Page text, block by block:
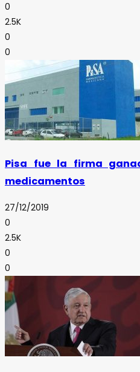
0
2.5K
0
0
Pisa fue la firma
medicamentos
27/12/2019
0
2.5K
0
0